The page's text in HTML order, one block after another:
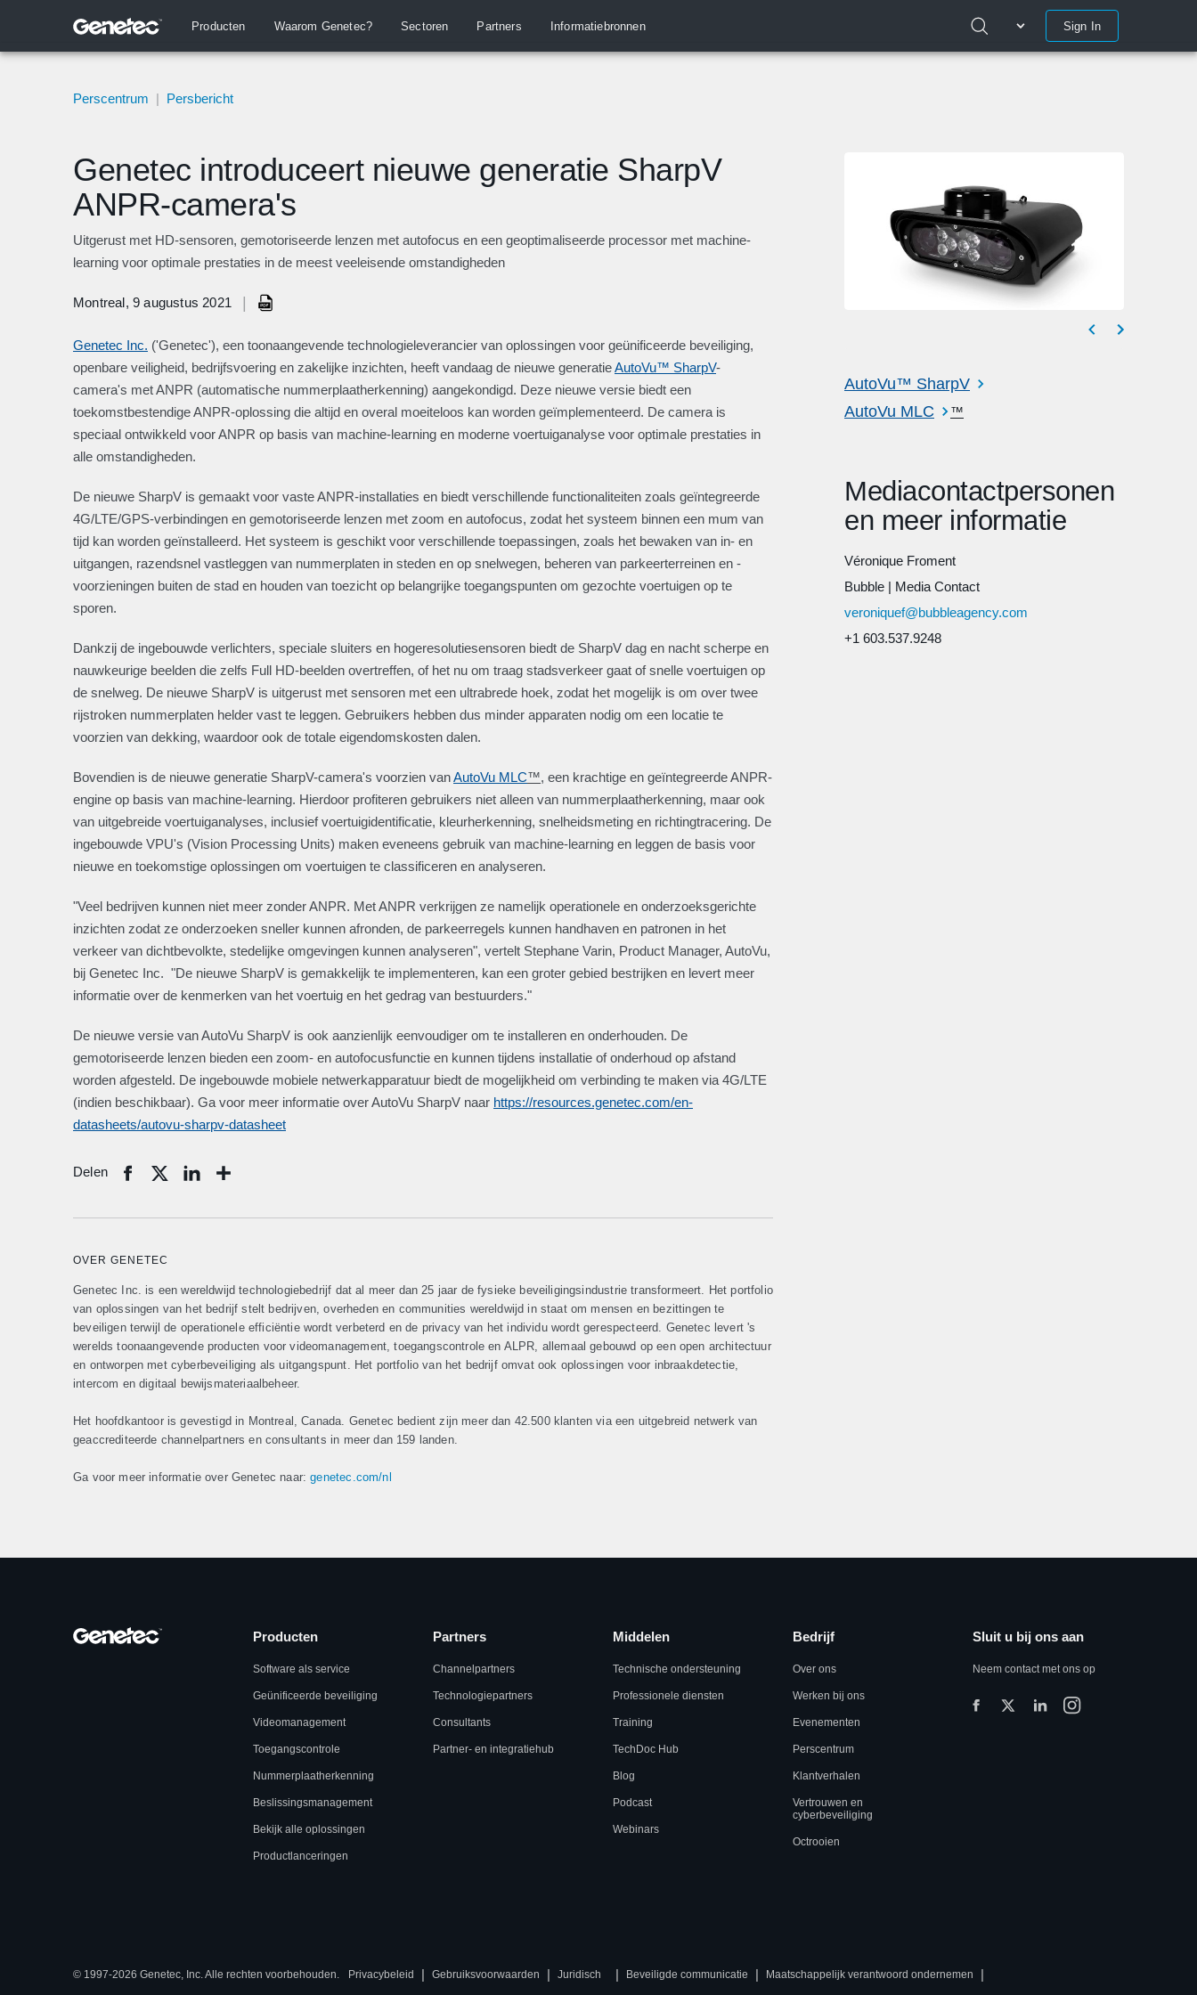
Producten Waarom Genetec? Sectoren Partners Informatiebronnen Sign In
Perscentrum | Persbericht
Genetec introduceert nieuwe generatie SharpV
ANPR-camera's
Uitgerust met HD-sensoren, gemotoriseerde lenzen met autofocus en een geoptimaliseerde processor met machine-
learning voor optimale prestaties in de meest veeleisende omstandigheden
Montreal, 9 augustus 2021
Genetec Inc. ('Genetec'), een toonaangevende technologieleverancier van oplossingen voor geünificeerde beveiliging,
openbare veiligheid, bedrijfsvoering en zakelijke inzichten, heeft vandaag de nieuwe generatieAutoVu™ SharpV-
camera's met ANPR (automatische nummerplaatherkenning) aangekondigd. Deze nieuwe versie biedt een
toekomstbestendige ANPR-oplossing die altijd en overal moeiteloos kan worden geïmplementeerd. De camera is
speciaal ontwikkeld voor ANPR op basis van machine-learning en moderne voertuiganalyse voor optimale prestaties in
alle omstandigheden.
De nieuwe SharpV is gemaakt voor vaste ANPR-installaties en biedt verschillende functionaliteiten zoals geïntegreerde
4G/LTE/GPS-verbindingen en gemotoriseerde lenzen met zoom en autofocus, zodat het systeem binnen een mum van
tijd kan worden geïnstalleerd. Het systeem is geschikt voor verschillende toepassingen, zoals het bewaken van in- en
uitgangen, razendsnel vastleggen van nummerplaten in steden en op snelwegen, beheren van parkeerterreinen en -
voorzieningen buiten de stad en houden van toezicht op belangrijke toegangspunten om gezochte voertuigen op te
sporen.
Dankzij de ingebouwde verlichters, speciale sluiters en hogeresolutiesensoren biedt de SharpV dag en nacht scherpe en
nauwkeurige beelden die zelfs Full HD-beelden overtreffen, of het nu om traag stadsverkeer gaat of snelle voertuigen op
de snelweg. De nieuwe SharpV is uitgerust met sensoren met een ultrabrede hoek, zodat het mogelijk is om over twee
rijstroken nummerplaten helder vast te leggen. Gebruikers hebben dus minder apparaten nodig om een locatie te
voorzien van dekking, waardoor ook de totale eigendomskosten dalen.
Bovendien is de nieuwe generatie SharpV-camera's voorzien vanAutoVu MLC™, een krachtige en geïntegreerde ANPR-
engine op basis van machine-learning. Hierdoor profiteren gebruikers niet alleen van nummerplaatherkenning, maar ook
van uitgebreide voertuiganalyses, inclusief voertuigidentificatie, kleurherkenning, snelheidsmeting en richtingtracering. De
ingebouwde VPU's (Vision Processing Units) maken eveneens gebruik van machine-learning en leggen de basis voor
nieuwe en toekomstige oplossingen om voertuigen te classificeren en analyseren.
"Veel bedrijven kunnen niet meer zonder ANPR. Met ANPR verkrijgen ze namelijk operationele en onderzoeksgerichte
inzichten zodat ze onderzoeken sneller kunnen afronden, de parkeerregels kunnen handhaven en patronen in het
verkeer van dichtbevolkte, stedelijke omgevingen kunnen analyseren", vertelt Stephane Varin, Product Manager, AutoVu,
bij Genetec Inc. "De nieuwe SharpV is gemakkelijk te implementeren, kan een groter gebied bestrijken en levert meer
informatie over de kenmerken van het voertuig en het gedrag van bestuurders."
De nieuwe versie van AutoVu SharpV is ook aanzienlijk eenvoudiger om te installeren en onderhouden. De
gemotoriseerde lenzen bieden een zoom- en autofocusfunctie en kunnen tijdens installatie of onderhoud op afstand
worden afgesteld. De ingebouwde mobiele netwerkapparatuur biedt de mogelijkheid om verbinding te maken via 4G/LTE
(indien beschikbaar). Ga voor meer informatie over AutoVu SharpV naar https://resources.genetec.com/en-
datasheets/autovu-sharpv-datasheet
Delen Share
OVER GENETEC
Genetec Inc. is een wereldwijd technologiebedrijf dat al meer dan 25 jaar de fysieke beveiligingsindustrie transformeert. Het portfolio
van oplossingen van het bedrijf stelt bedrijven, overheden en communities wereldwijd in staat om mensen en bezittingen te
beveiligen terwijl de operationele efficiëntie wordt verbeterd en de privacy van het individu wordt gerespecteerd. Genetec levert 's
werelds toonaangevende producten voor videomanagement, toegangscontrole en ALPR, allemaal gebouwd op een open architectuur
en ontworpen met cyberbeveiliging als uitgangspunt. Het portfolio van het bedrijf omvat ook oplossingen voor inbraakdetectie,
intercom en digitaal bewijsmateriaalbeheer.
Het hoofdkantoor is gevestigd in Montreal, Canada. Genetec bedient zijn meer dan 42.500 klanten via een uitgebreid netwerk van
geaccrediteerde channelpartners en consultants in meer dan 159 landen.
Ga voor meer informatie over Genetec naar:genetec.com/nl
AutoVu™ SharpV
AutoVu MLC
™
Mediacontactpersonen
en meer informatie
Véronique Froment
Bubble | Media Contact
veroniquef@bubbleagency.com
+1 603.537.9248
Producten
Software als service
Geünificeerde beveiliging
Videomanagement
Toegangscontrole
Nummerplaatherkenning
Beslissingsmanagement
Bekijk alle oplossingen
Productlanceringen
Partners
Channelpartners
Technologiepartners
Consultants
Partner- en integratiehub
Middelen
Technische ondersteuning
Professionele diensten
Training
TechDoc Hub
Blog
Podcast
Webinars
Bedrijf
Over ons
Werken bij ons
Evenementen
Perscentrum
Klantverhalen
Vertrouwen en
cyberbeveiliging
Octrooien
Sluit u bij ons aan
Neem contact met ons op
© 1997-2026 Genetec, Inc. Alle rechten voorbehouden. Privacybeleid | Gebruiksvoorwaarden | Juridisch | Beveiligde communicatie | Maatschappelijk verantwoord ondernemen
|